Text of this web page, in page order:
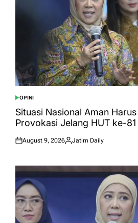
POSTED
IN
OPINI
Situasi Nasional Aman
Provokasi Jelang HUT ke-81
Posted
August 9, 2026
Posted
Jatim Daily